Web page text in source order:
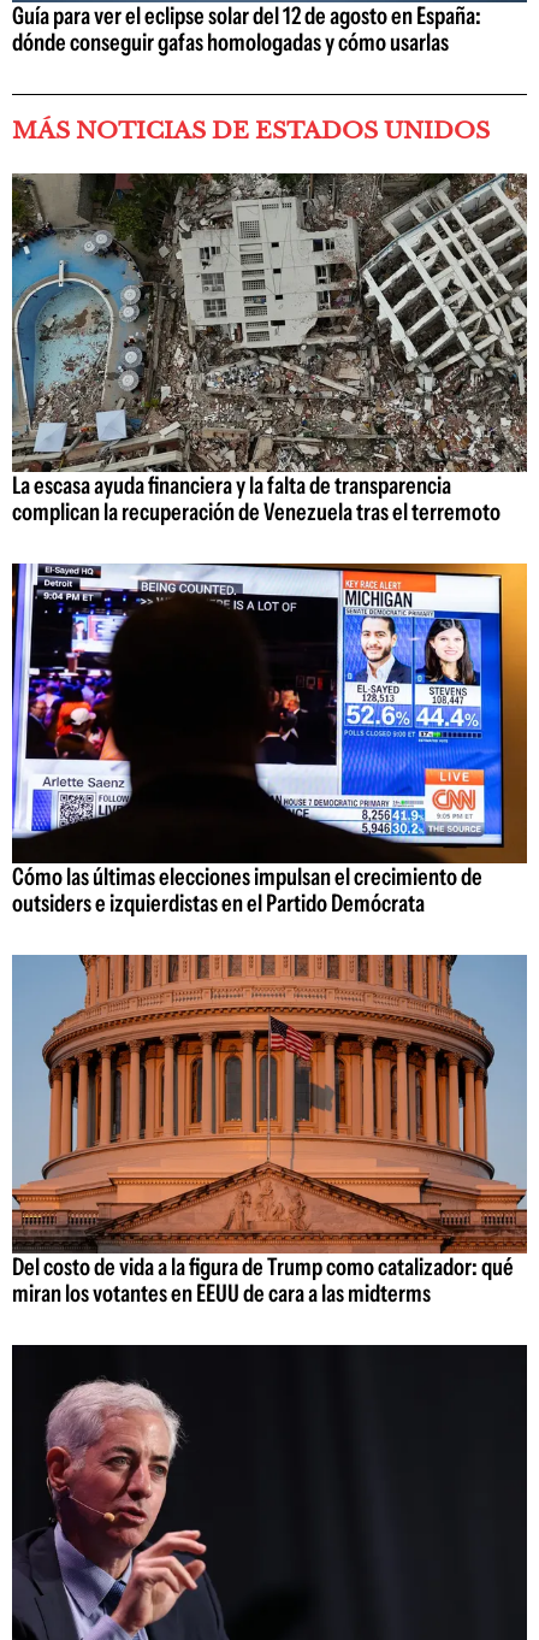
Guía para ver el eclipse solar del 12 de agosto en España:
dónde conseguir gafas homologadas y cómo usarlas
MÁS NOTICIAS DE ESTADOS UNIDOS
La escasa ayuda financiera y la falta de transparencia
complican la recuperación de Venezuela tras el terremoto
Cómo las últimas elecciones impulsan el crecimiento de
outsiders e izquierdistas en el Partido Demócrata
Del costo de vida a la figura de Trump como catalizador: qué
miran los votantes en EEUU de cara a las midterms